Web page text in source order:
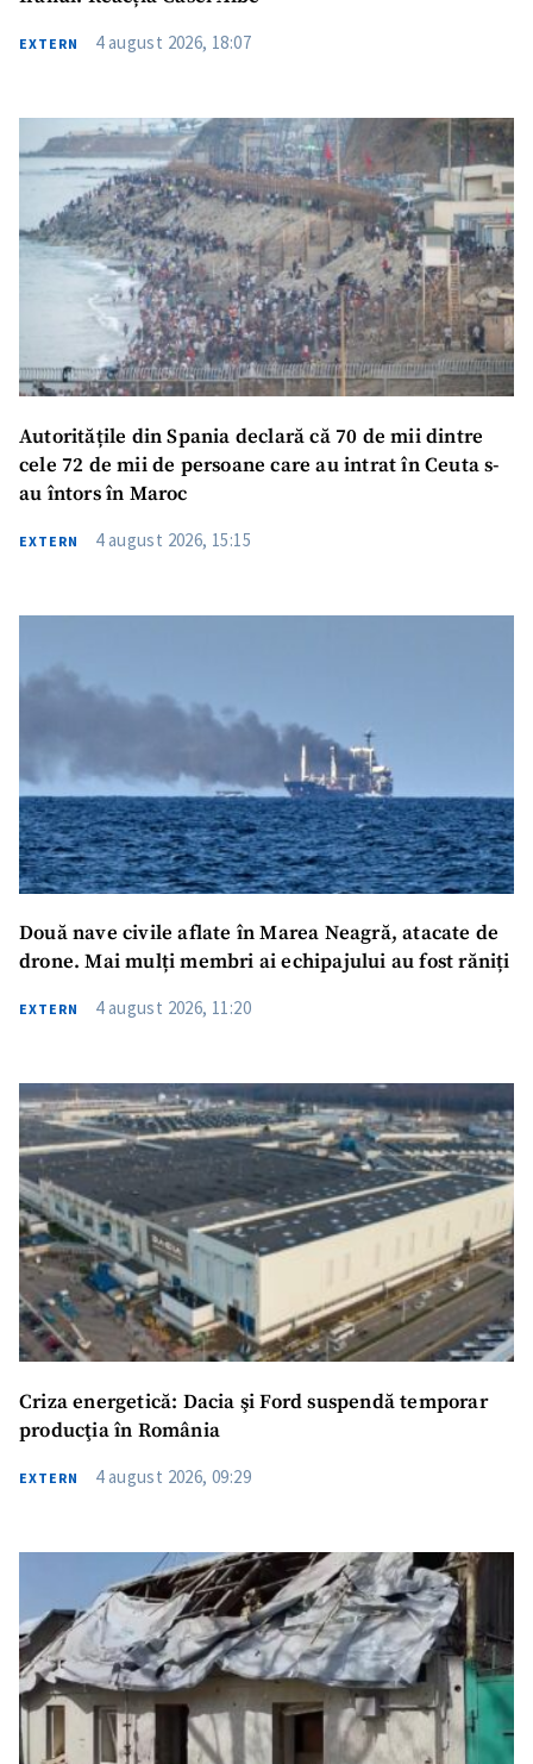
Despre ZdG
на русском
EXTERN 4 august 2026, 18:07
Autoritățile din Spania declară că 70 de mii dintre
cele 72 de mii de persoane care au intrat în Ceuta s-
au întors în Maroc
EXTERN 4 august 2026, 15:15
Două nave civile aflate în Marea Neagră, atacate de
drone. Mai mulți membri ai echipajului au fost răniți
EXTERN 4 august 2026, 11:20
Criza energetică: Dacia şi Ford suspendă temporar
producţia în România
EXTERN 4 august 2026, 09:29